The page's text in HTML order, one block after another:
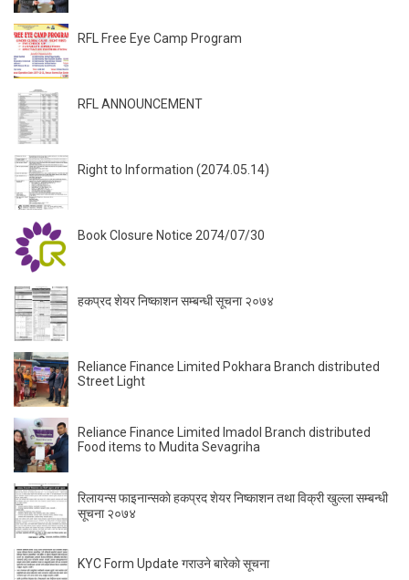
RFL Free Eye Camp Program
RFL ANNOUNCEMENT
Right to Information (2074.05.14)
Book Closure Notice 2074/07/30
हकप्रद शेयर निष्काशन सम्बन्धी सूचना २०७४
Reliance Finance Limited Pokhara Branch distributed
Street Light
Reliance Finance Limited Imadol Branch distributed
Food items to Mudita Sevagriha
रिलायन्स फाइनान्सकाे हकप्रद शेयर निष्काशन तथा विक्री खुल्ला सम्बन्धी
सूचना २०७४
KYC Form Update गराउने बारेकाे सूचना